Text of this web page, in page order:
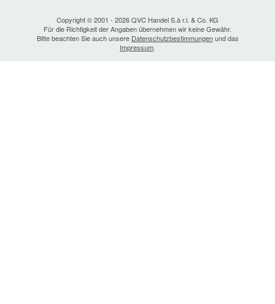
Copyright © 2001 - 2026 QVC Handel S.à r.l. & Co. KG
Für die Richtigkeit der Angaben übernehmen wir keine Gewähr.
Bitte beachten Sie auch unsere Datenschutzbestimmungenund das
Impressum.